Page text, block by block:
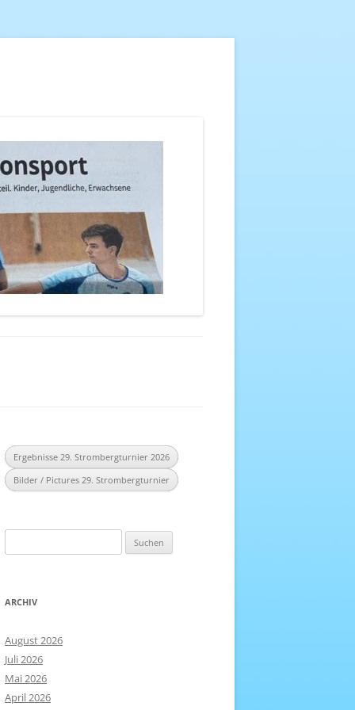
Ergebnisse 29. Strombergturnier 2026
Bilder / Pictures 29. Strombergturnier
nach:
ARCHIV
August 2026
Juli 2026
Mai 2026
April 2026